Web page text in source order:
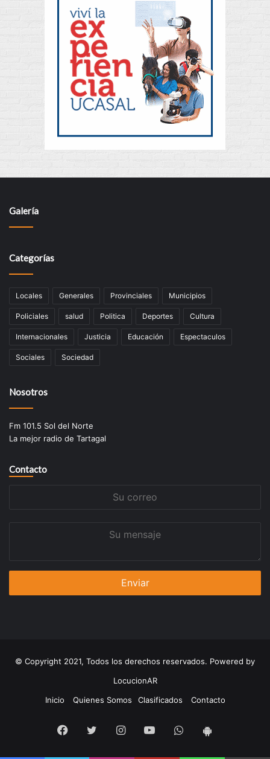
Galería
Categorías
Locales Generales Provinciales Municipios
Policiales salud Politica Deportes Cultura
Internacionales Justicia Educación Espectaculos
Sociales Sociedad
Nosotros
Fm 101.5 Sol del Norte
La mejor radio de Tartagal
Contacto
© Copyright 2021, Todos los derechos reservados. Powered by
LocucionAR
Inicio
Quienes Somos Clasificados Contacto
Facebook
TwitterInstagramYoutubeWhatsapp